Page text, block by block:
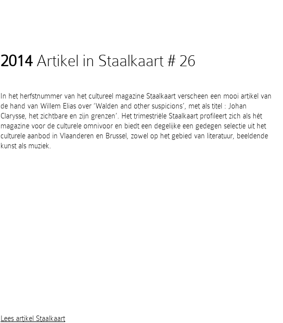
2014Artikel in Staalkaart # 26
In het herfstnummer van het cultureel magazine Staalkaart verscheen een mooi artikel van
de hand van Willem Elias over ‘Walden and other suspicions’, met als titel : Johan
Clarysse, het zichtbare en zijn grenzen’. Het trimestriële Staalkaart profileert zich als hét
magazine voor de culturele omnivoor en biedt een degelijke een gedegen selectie uit het
culturele aanbod in Vlaanderen en Brussel, zowel op het gebied van literatuur, beeldende
kunst als muziek.
Lees artikel Staalkaart